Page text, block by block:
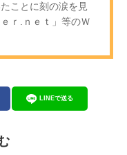
ことに刻の涙を見
ｒ.ｎｅｔ」等のＷ
LINEで送る